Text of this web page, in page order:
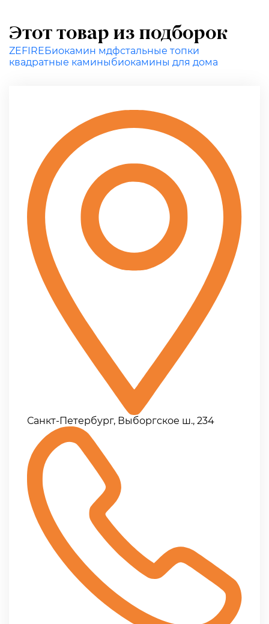
Этот товар из подборок
ZEFIREБиокамин мдфстальные топки
квадратные каминыбиокамины для дома
Санкт-Петербург, Выборгское ш., 234